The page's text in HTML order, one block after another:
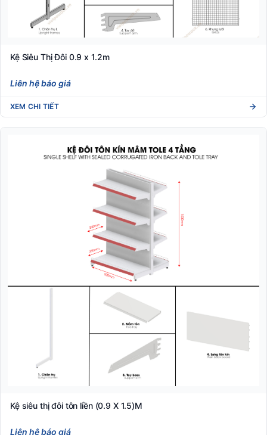
Kệ Siêu Thị Đôi 0.9 x 1.2m
Liên hệ báo giá
XEM CHI TIẾT
Kệ siêu thị đôi tôn liền (0.9 X 1.5)M
Liên hệ báo giá